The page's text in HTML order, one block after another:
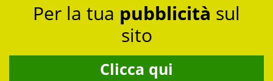
Per la tua pubblicità sul
sito
Clicca qui